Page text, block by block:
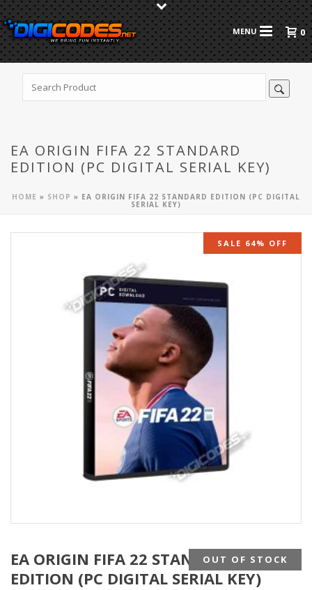
0
EA ORIGIN FIFA 22 STANDARD
EDITION (PC DIGITAL SERIAL KEY)
HOME » SHOP » EA ORIGIN FIFA 22 STANDARD EDITION (PC DIGITAL
SERIAL KEY)
SALE 64% OFF
EA ORIGIN FIFA 22 STANDARD
EDITION (PC DIGITAL SERIAL KEY)
OUT OF STOCK